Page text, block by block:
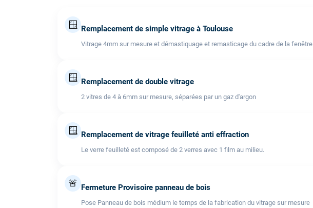
🪟 Remplacement de simple vitrage à Toulouse
Vitrage 4mm sur mesure et démastiquage et remasticage du cadre de la fenêtre
🪟 Remplacement de double vitrage
2 vitres de 4 à 6mm sur mesure, séparées par un gaz d'argon
🪟 Remplacement de vitrage feuilleté anti effraction
Le verre feuilleté est composé de 2 verres avec 1 film au milieu.
🚨 Fermeture Provisoire panneau de bois
Pose Panneau de bois médium le temps de la fabrication du vitrage sur mesure